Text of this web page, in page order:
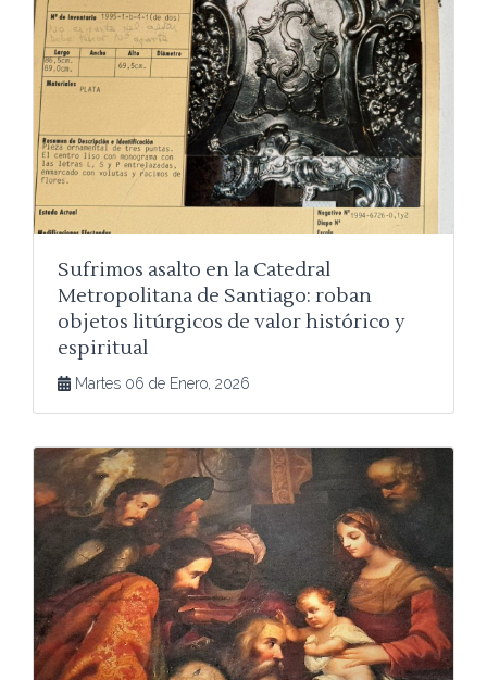
Sufrimos asalto en la Catedral
Metropolitana de Santiago: roban
objetos litúrgicos de valor histórico y
espiritual
Martes 06 de Enero, 2026